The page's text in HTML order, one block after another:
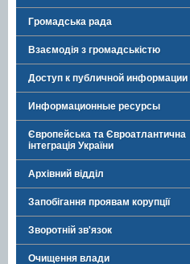
Громадська рада
Взаємодія з громадськістю
Доступ к публичной информации
Информационные ресурсы
Європейська та Євроатлантична
інтеграція України
Архівний відділ
Запобігання проявам корупції
Зворотній зв'язок
Очищення влади